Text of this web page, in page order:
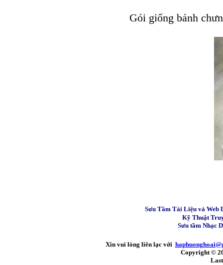
Gói giống bánh
Sưu Tầm Tài Liệu và Web
Kỹ Thuật
Sưu tầm Nhạc
Xin vui lòng liên lạc với
Copyright ©